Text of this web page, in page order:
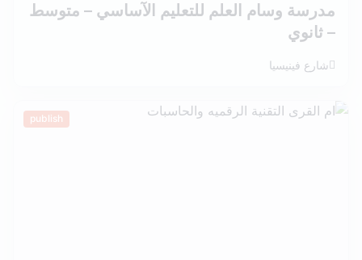
مدرسة وسام العلم للتعليم الآساسي – متوسط
– ثانوي
شارع فينيسيا
publish